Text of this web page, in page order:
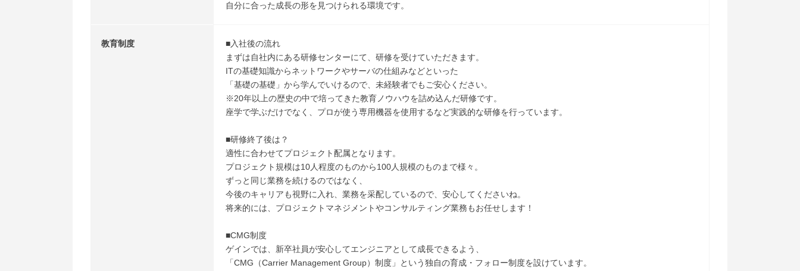
自分に合った成長の形を見つけられる環境です。
教育制度
■入社後の流れ
まずは自社内にある研修センターにて、研修を受けていただきます。
ITの基礎知識からネットワークやサーバの仕組みなどといった
「基礎の基礎」から学んでいけるので、未経験者でもご安心ください。
※20年以上の歴史の中で培ってきた教育ノウハウを詰め込んだ研修です。
座学で学ぶだけでなく、プロが使う専用機器を使用するなど実践的な研修を行っています。
■研修終了後は？
適性に合わせてプロジェクト配属となります。
プロジェクト規模は10人程度のものから100人規模のものまで様々。
ずっと同じ業務を続けるのではなく、
今後のキャリアも視野に入れ、業務を采配しているので、安心してくださいね。
将来的には、プロジェクトマネジメントやコンサルティング業務もお任せします！
■CMG制度
ゲインでは、新卒社員が安心してエンジニアとして成長できるよう、
「CMG（Carrier Management Group）制度」という独自の育成・フォロー制度を設けています。